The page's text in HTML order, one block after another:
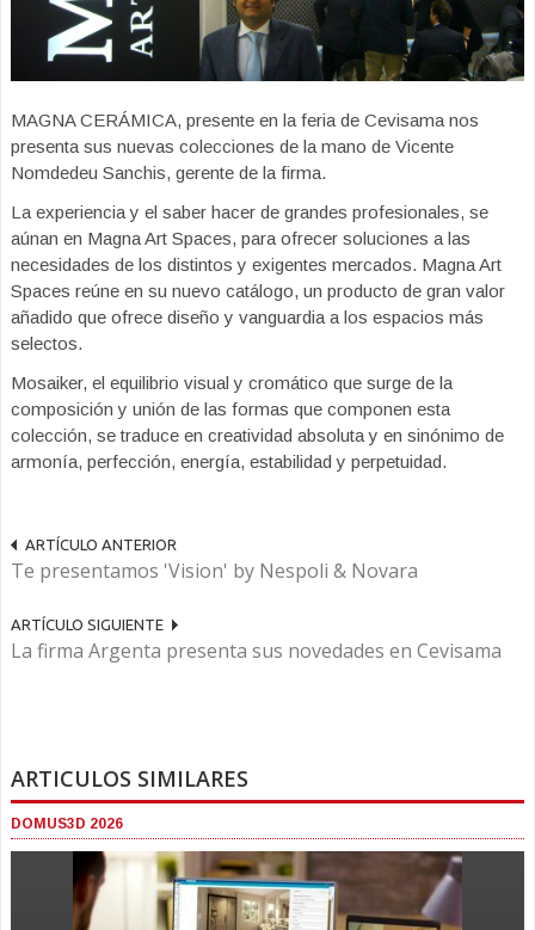
MAGNA CERÁMICA, presente en la feria de Cevisama nos
presenta sus nuevas colecciones de la mano de Vicente
Nomdedeu Sanchis, gerente de la firma.
La experiencia y el saber hacer de grandes profesionales, se
aúnan en Magna Art Spaces, para ofrecer soluciones a las
necesidades de los distintos y exigentes mercados. Magna Art
Spaces reúne en su nuevo catálogo, un producto de gran valor
añadido que ofrece diseño y vanguardia a los espacios más
selectos.
Mosaiker, el equilibrio visual y cromático que surge de la
composición y unión de las formas que componen esta
colección, se traduce en creatividad absoluta y en sinónimo de
armonía, perfección, energía, estabilidad y perpetuidad.
ARTÍCULO ANTERIOR
Te presentamos 'Vision' by Nespoli & Novara
ARTÍCULO SIGUIENTE
La firma Argenta presenta sus novedades en Cevisama
ARTICULOS SIMILARES
DOMUS3D 2026